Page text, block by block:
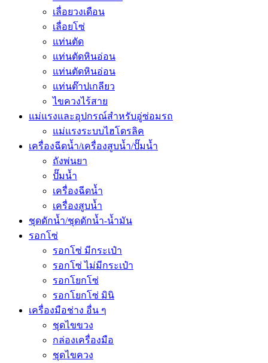
เลื่อยวงเดือน
เลื่อยโซ่
แท่นตัด
แท่นตัดหินอ่อน
แท่นตัดหินอ่อน
แท่นต๊าปเกลียว
ไขควงไร้สาย
แม่แรงและอุปกรณ์สำหรับอู่ซ่อมรถ
แม่แรงระบบไฮโดรลิค
เครื่องฉีดน้ำ/เครื่องสูบน้ำ/ปั๊มน้ำ
ถังพ่นยา
ปั๊มน้ำ
เครื่องฉีดน้ำ
เครื่องสูบน้ำ
ชุดดักน้ำ/ชุดดักน้ำ-น้ำมัน
รอกโซ่
รอกโซ่ มีกระเป๋า
รอกโซ่ ไม่มีกระเป๋า
รอกโยกโซ่
รอกโยกโซ่ มินิ
เครื่องมือช่าง อื่น ๆ
ชุดไขขวง
กล่องเครื่องมือ
ชุดไขควง